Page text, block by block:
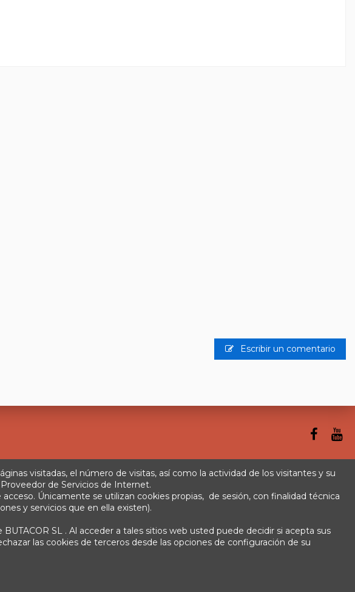
Escribir un comentario
de datos Términos y condiciones
visitadas, el número de visitas, así como la actividad de los visitantes y su
de Servicios de Internet.
Únicamente se utilizan cookies propias, de sesión, con finalidad técnica
y servicios que en ella existen).
SL . Al acceder a tales sitios web usted puede decidir si acepta sus
las cookies de terceros desde las opciones de configuración de su